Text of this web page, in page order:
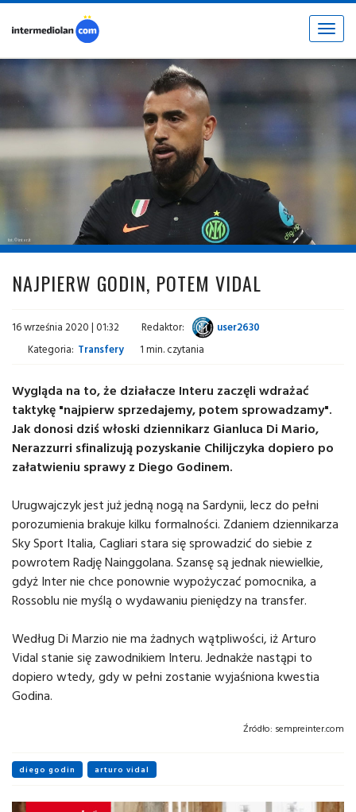
Toggle
fot. © inter.it
NAJPIERW GODIN, POTEM VIDAL
16 września 2020 | 01:32 Redaktor:
user2630
Kategoria: Transfery 1 min. czytania
Wygląda na to, że działacze Interu zaczęli wdrażać
taktykę "najpierw sprzedajemy, potem sprowadzamy".
Jak donosi dziś włoski dziennikarz Gianluca Di Mario,
Nerazzurri sfinalizują pozyskanie Chilijczyka dopiero po
załatwieniu sprawy z Diego Godinem.
Urugwajczyk jest już jedną nogą na Sardynii, lecz do pełni
porozumienia brakuje kilku formalności. Zdaniem dziennikarza
Sky Sport Italia, Cagliari stara się sprowadzić do siebie z
powrotem Radję Nainggolana. Szansę są jednak niewielkie,
gdyż Inter nie chce ponownie wypożyczać pomocnika, a
Rossoblu nie myślą o wydawaniu pieniędzy na transfer.
Według Di Marzio nie ma żadnych wątpliwości, iż Arturo
Vidal stanie się zawodnikiem Interu. Jednakże nastąpi to
dopiero wtedy, gdy w pełni zostanie wyjaśniona kwestia
Godina.
Źródło: sempreinter.com
diego godin arturo vidal